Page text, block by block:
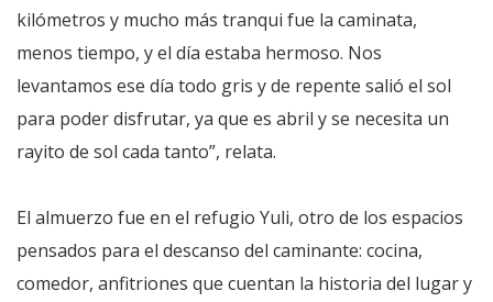
kilómetros y mucho más tranqui fue la caminata,
menos tiempo, y el día estaba hermoso. Nos
levantamos ese día todo gris y de repente salió el sol
para poder disfrutar, ya que es abril y se necesita un
rayito de sol cada tanto”, relata.
El almuerzo fue en el refugio Yuli, otro de los espacios
pensados para el descanso del caminante: cocina,
comedor, anfitriones que cuentan la historia del lugar y